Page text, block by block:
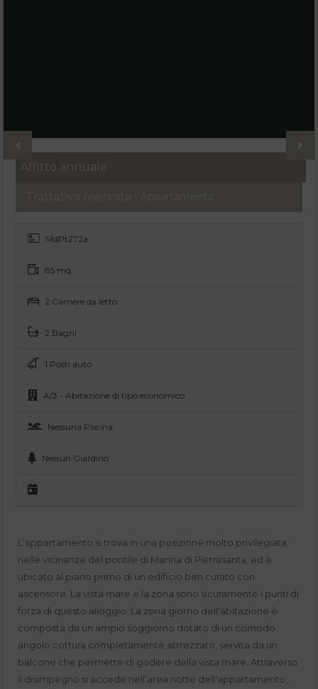
Affitto annuale
Trattativa riservata - Appartamento
MdPt272a
85 mq.
2 Camere da letto
2 Bagni
1 Posti auto
A/3 - Abitazione di tipo economico
Nessuna Piscina
Nessun Giardino
L'appartamento si trova in una posizione molto privilegiata
nelle vicinanze del pontile di Marina di Pietrasanta, ed è
ubicato al piano primo di un edificio ben curato con
ascensore. La vista mare e la zona sono sicuramente i punti di
forza di questo alloggio. La zona giorno dell'abitazione è
composta da un ampio soggiorno dotato di un comodo
angolo cottura completamente attrezzato, servita da un
balcone che permette di godere della vista mare. Attraverso
il disimpegno si accede nell’area notte dell'appartamento,